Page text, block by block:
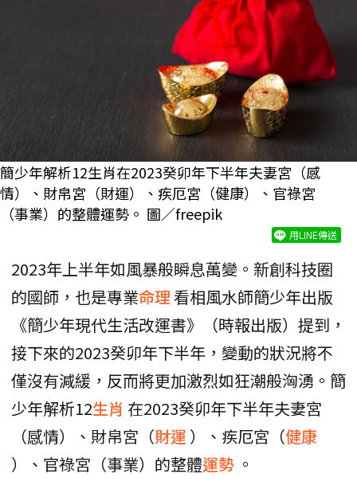
簡少年解析12生肖在2023癸卯年下半年夫妻宮（感
情）、財帛宮（財運）、疾厄宮（健康）、官祿宮
（事業）的整體運勢。 圖／freepik
用LINE傳送
2023年上半年如風暴般瞬息萬變。新創科技圈
的國師，也是專業命理看相風水師簡少年出版
《簡少年現代生活改運書》（時報出版）提到，
接下來的2023癸卯年下半年，變動的狀況將不
僅沒有減緩，反而將更加激烈如狂潮般洶湧。簡
少年解析12生肖 在2023癸卯年下半年夫妻宮
（感情）、財帛宮（財運 ）、疾厄宮（健康
）、官祿宮（事業）的整體運勢 。